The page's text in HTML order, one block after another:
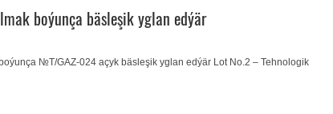
boýunça bäsleşik yglan edýär
№T/GAZ-024 açyk bäsleşik yglan edýär Lot No.2 – Tehnologik